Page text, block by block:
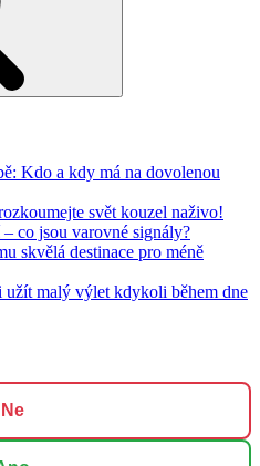
Kdo a kdy má na dovolenou
svět kouzel naživo!
co jsou varovné signály?
skvělá destinace pro méně
malý výlet kdykoli během dne
Ne